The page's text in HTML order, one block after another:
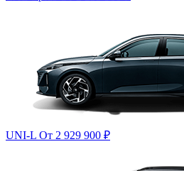
UNI-L От 2 929 900 ₽